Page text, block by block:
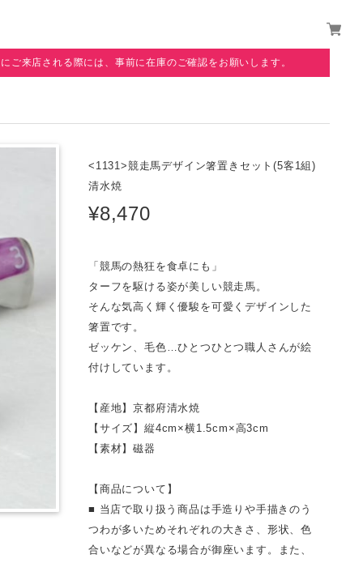
来店される際には、事前に在庫のご確認をお願いします。
<1131>競走馬デザイン箸置きセット(5客1組)
清水焼
¥8,470
「競馬の熱狂を食卓にも」
ターフを駆ける姿が美しい競走馬。
そんな気高く輝く優駿を可愛くデザインした
箸置です。
ゼッケン、毛色…ひとつひとつ職人さんが絵
付けしています。
【産地】京都府清水焼
【サイズ】縦4cm×横1.5cm×高3cm
【素材】磁器
【商品について】
■ 当店で取り扱う商品は手造りや手描きのう
つわが多いためそれぞれの大きさ、形状、色
合いなどが異なる場合が御座います。また、